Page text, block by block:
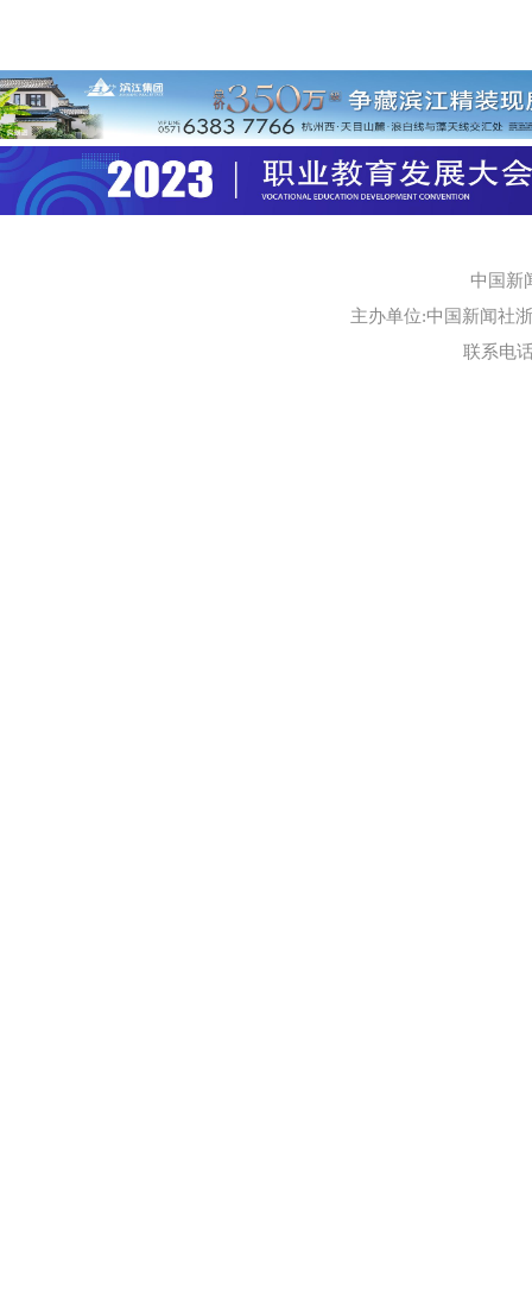
中国新
主办单位:中国新闻社
联系电